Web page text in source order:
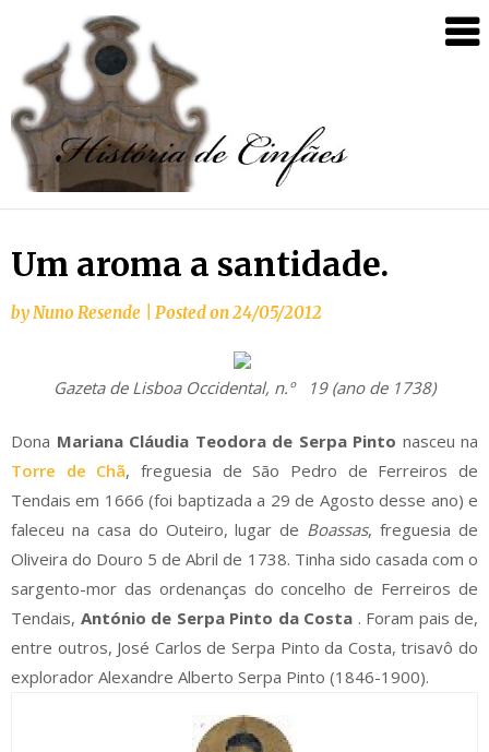
Um aroma a santidade.
byNuno Resende Posted on24/05/2012
Gazeta de Lisboa Occidental, n.º 19 (ano de 1738)
Dona Mariana Cláudia Teodora de Serpa Pinto nasceu na
Torre de Chã, freguesia de São Pedro de Ferreiros de
Tendais em 1666 (foi baptizada a 29 de Agosto desse ano) e
faleceu na casa do Outeiro, lugar de Boassas, freguesia de
Oliveira do Douro 5 de Abril de 1738. Tinha sido casada com o
sargento-mor das ordenanças do concelho de Ferreiros de
Tendais, António de Serpa Pinto da Costa . Foram pais de,
entre outros, José Carlos de Serpa Pinto da Costa, trisavô do
explorador Alexandre Alberto Serpa Pinto (1846-1900).